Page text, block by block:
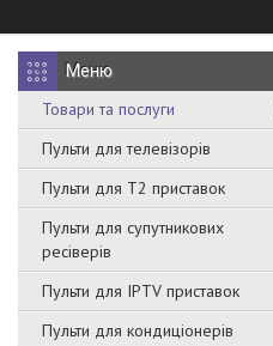
Товари та послуги
Пульти для телевізорів
Пульти для Т2 приставок
Пульти для супутникових
ресіверів
Пульти для IPTV приставок
Пульти для кондиціонерів